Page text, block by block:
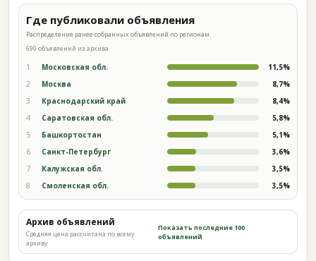
Где публиковали объявления
Распределение ранее собранных объявлений по регионам.
690 объявлений из архива
1 Московская обл. 11,5%
2 Москва 8,7%
3 Краснодарский край 8,4%
4 Саратовская обл. 5,8%
5 Башкортостан 5,1%
6 Санкт-Петербург 3,6%
7 Калужская обл. 3,5%
8 Смоленская обл. 3,5%
Архив объявлений
Средняя цена рассчитана по всему
архиву
Показать последние 100
объявлений